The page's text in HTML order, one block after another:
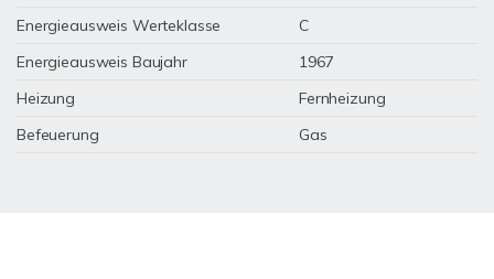
Energieausweis Werteklasse
C
Energieausweis Baujahr
1967
Heizung
Fernheizung
Befeuerung
Gas